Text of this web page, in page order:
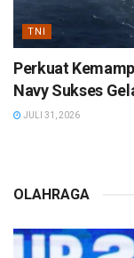
TNI
Perkuat
Navy Sukses
JULI 31, 2026
OLAHRAGA